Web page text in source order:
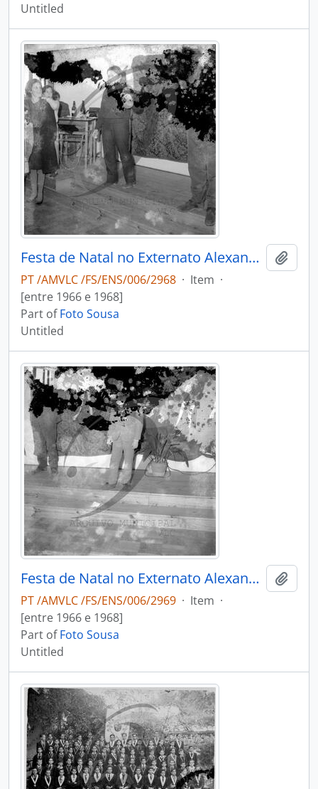
Untitled
Festa de Natal no Externato Alexandre Herculano
PT /AMVLC /FS/ENS/006/2968 · Item ·
[entre 1966 e 1968]
Part ofFoto Sousa
Untitled
Festa de Natal no Externato Alexandre Herculano
PT /AMVLC /FS/ENS/006/2969 · Item ·
[entre 1966 e 1968]
Part ofFoto Sousa
Untitled